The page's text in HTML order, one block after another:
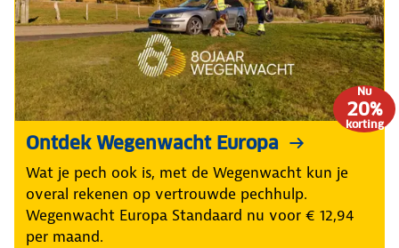
Nu
20%
korting
Ontdek Wegenwacht Europa
Wat je pech ook is, met de Wegenwacht kun je
overal rekenen op vertrouwde pechhulp.
Wegenwacht Europa Standaard nu voor € 12,94
per maand.